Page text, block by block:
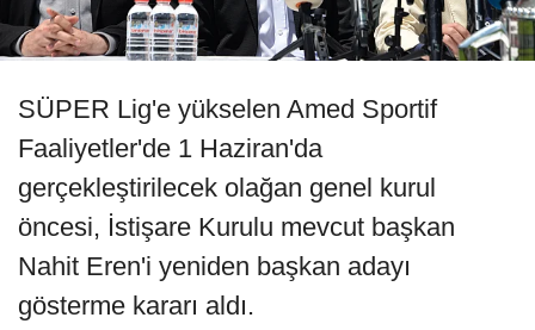
SÜPER Lig'e yükselen Amed Sportif
Faaliyetler'de 1 Haziran'da
gerçekleştirilecek olağan genel kurul
öncesi, İstişare Kurulu mevcut başkan
Nahit Eren'i yeniden başkan adayı
gösterme kararı aldı.